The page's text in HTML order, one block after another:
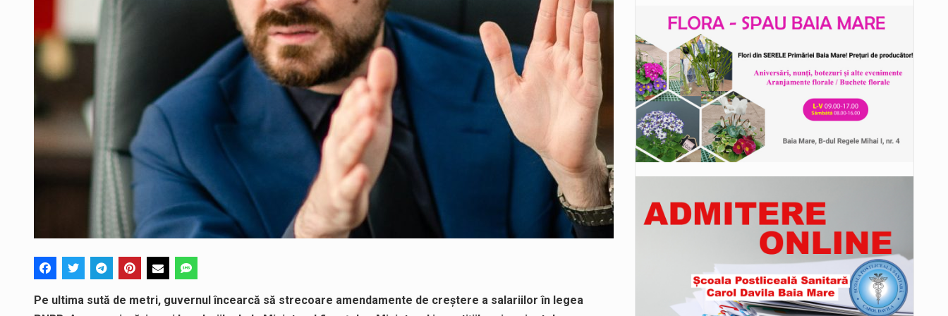
Pe ultima sută de metri, guvernul încearcă să strecoare amendamente de creștere a salariilor în legea